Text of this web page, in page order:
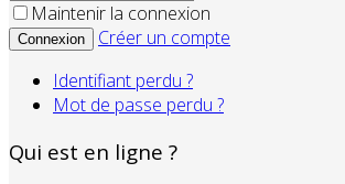
Maintenir la connexion
Connexion
Créer un compte
Identifiant perdu ?
Mot de passe perdu ?
Qui est en ligne ?